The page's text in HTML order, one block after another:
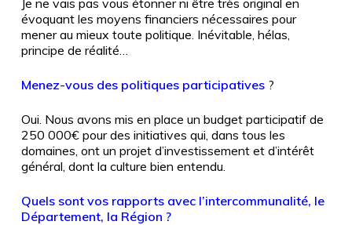
évoquant les moyens financiers nécessaires pour
mener au mieux toute politique. Inévitable, hélas,
principe de réalité…
Menez-vous des politiques participatives ?
Oui. Nous avons mis en place un budget participatif de
250 000€ pour des initiatives qui, dans tous les
domaines, ont un projet d’investissement et d’intérêt
général, dont la culture bien entendu.
Quels sont vos rapports avec l’intercommunalité, le
Département, la Région ?